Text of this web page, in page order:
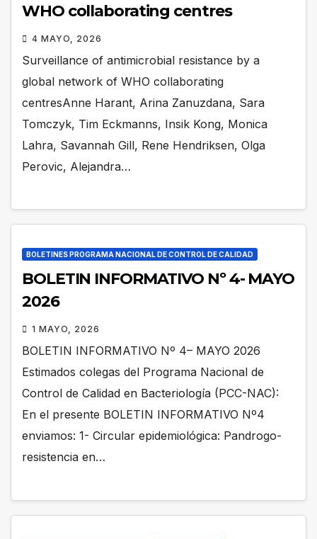
WHO collaborating centres
4 MAYO, 2026
Surveillance of antimicrobial resistance by a
global network of WHO collaborating
centresAnne Harant, Arina Zanuzdana, Sara
Tomczyk, Tim Eckmanns, Insik Kong, Monica
Lahra, Savannah Gill, Rene Hendriksen, Olga
Perovic, Alejandra…
BOLETINES PROGRAMA NACIONAL DE CONTROL DE CALIDAD
BOLETIN INFORMATIVO Nº 4- MAYO
2026
1 MAYO, 2026
BOLETIN INFORMATIVO Nº 4– MAYO 2026
Estimados colegas del Programa Nacional de
Control de Calidad en Bacteriología (PCC-NAC):
En el presente BOLETIN INFORMATIVO Nº4
enviamos: 1- Circular epidemiológica: Pandrogo-
resistencia en…